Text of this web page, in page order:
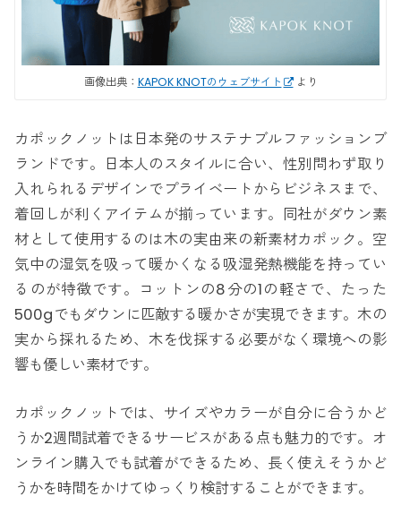
画像出典： KAPOK KNOTのウェブサイト より
カポックノットは日本発のサステナブルファッションブ
ランドです。日本人のスタイルに合い、性別問わず取り
入れられるデザインでプライベートからビジネスまで、
着回しが利くアイテムが揃っています。同社がダウン素
材として使用するのは木の実由来の新素材カポック。空
気中の湿気を吸って暖かくなる吸湿発熱機能を持ってい
るのが特徴です。コットンの8分の1の軽さで、たった
500gでもダウンに匹敵する暖かさが実現できます。木の
実から採れるため、木を伐採する必要がなく環境への影
響も優しい素材です。
カポックノットでは、サイズやカラーが自分に合うかど
うか2週間試着できるサービスがある点も魅力的です。オ
ンライン購入でも試着ができるため、長く使えそうかど
うかを時間をかけてゆっくり検討することができます。